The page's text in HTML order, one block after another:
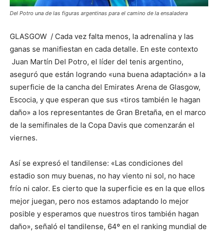
Del Potro una de las figuras argentinas para el camino de la ensaladera
GLASGOW / Cada vez falta menos, la adrenalina y las
ganas se manifiestan en cada detalle. En este contexto
Juan Martín Del Potro, el líder del tenis argentino,
aseguró que están logrando «una buena adaptación» a la
superficie de la cancha del Emirates Arena de Glasgow,
Escocia, y que esperan que sus «tiros también le hagan
daño» a los representantes de Gran Bretaña, en el marco
de la semifinales de la Copa Davis que comenzarán el
viernes.
Así se expresó el tandilense: «Las condiciones del
estadio son muy buenas, no hay viento ni sol, no hace
frío ni calor. Es cierto que la superficie es en la que ellos
mejor juegan, pero nos estamos adaptando lo mejor
posible y esperamos que nuestros tiros también hagan
daño», señaló el tandilense, 64º en el ranking mundial de